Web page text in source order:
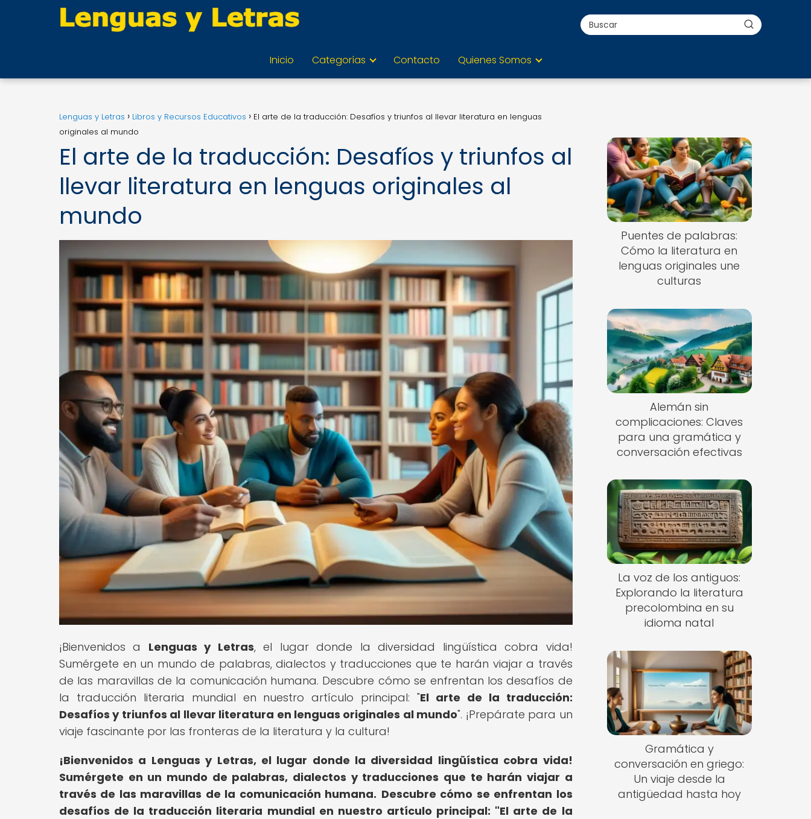
Inicio Categorías Contacto Quienes Somos
Lenguas y Letras Libros y Recursos Educativos
El arte de la traducción: Desafíos y triunfos al llevar literatura en lenguas
originales al mundo
El arte de la traducción: Desafíos y triunfos al
llevar literatura en lenguas originales al
mundo
¡Bienvenidos a Lenguas y Letras, el lugar donde la diversidad lingüística cobra vida!
Sumérgete en un mundo de palabras, dialectos y traducciones que te harán viajar a través
de las maravillas de la comunicación humana. Descubre cómo se enfrentan los desafíos de
la traducción literaria mundial en nuestro artículo principal: "El arte de la traducción:
Desafíos y triunfos al llevar literatura en lenguas originales al mundo". ¡Prepárate para un
viaje fascinante por las fronteras de la literatura y la cultura!
¡Bienvenidos a Lenguas y Letras, el lugar donde la diversidad lingüística cobra vida!
Sumérgete en un mundo de palabras, dialectos y traducciones que te harán viajar a
través de las maravillas de la comunicación humana. Descubre cómo se enfrentan los
desafíos de la traducción literaria mundial en nuestro artículo principal: "El arte de la
Puentes de palabras:
Cómo la literatura en
lenguas originales une
culturas
Alemán sin
complicaciones: Claves
para una gramática y
conversación efectivas
La voz de los antiguos:
Explorando la literatura
precolombina en su
idioma natal
Gramática y
conversación en griego:
Un viaje desde la
antigüedad hasta hoy